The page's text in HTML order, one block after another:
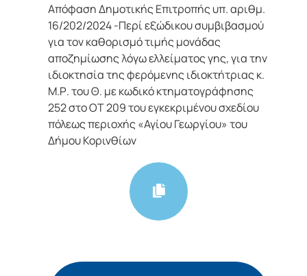
Απόφαση Δημοτικής Επιτροπής υπ. αριθμ.
16/202/2024 -Περί εξώδικου συμβιβασμού
για τον καθορισμό τιμής μονάδας
αποζημίωσης λόγω ελλείματος γης, για την
ιδιοκτησία της φερόμενης ιδιοκτήτριας κ.
Μ.Ρ. του Θ. με κωδικό κτηματογράφησης
252 στο ΟΤ 209 του εγκεκριμένου σχεδίου
πόλεως περιοχής «Αγίου Γεωργίου» του
Δήμου Κορινθίων